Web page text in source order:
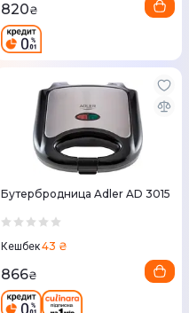
820₴
Бутербродница Adler AD 3015
Кешбек43 ₴
866₴